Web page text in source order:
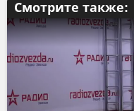
Смотрите также: